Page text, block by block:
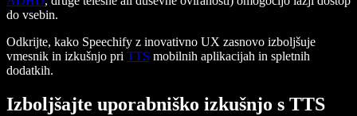
do vsebin.
Odkrijte, kako Speechify z inovativno UX zasnovo izboljšuje
vmesnik in izkušnjo pri TTS mobilnih aplikacijah in spletnih
dodatkih.
Izboljšajte uporabniško izkušnjo s TTS